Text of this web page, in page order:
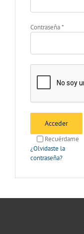
Contraseña*
Recuérdame
Acceder
¿Olvidaste la
contraseña?